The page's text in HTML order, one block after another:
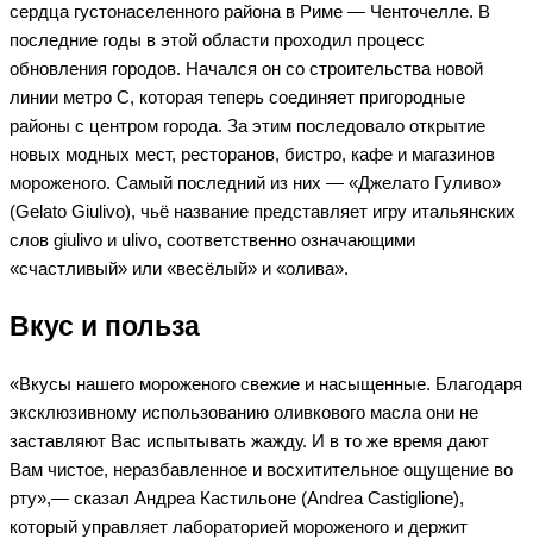
сердца густонаселенного района в Риме — Ченточелле. В
последние годы в этой области проходил процесс
обновления городов. Начался он со строительства новой
линии метро C, которая теперь соединяет пригородные
районы с центром города. За этим последовало открытие
новых модных мест, ресторанов, бистро, кафе и магазинов
мороженого. Самый последний из них — «Джелато Гуливо»
(Gelato Giulivo), чьё название представляет игру итальянских
слов giulivo и ulivo, соответственно означающими
«счастливый» или «весёлый» и «олива».
Вкус и польза
«Вкусы нашего мороженого свежие и насыщенные. Благодаря
эксклюзивному использованию оливкового масла они не
заставляют Вас испытывать жажду. И в то же время дают
Вам чистое, неразбавленное и восхитительное ощущение во
рту»,— сказал Андреа Кастильоне (Andrea Castiglione),
который управляет лабораторией мороженого и держит